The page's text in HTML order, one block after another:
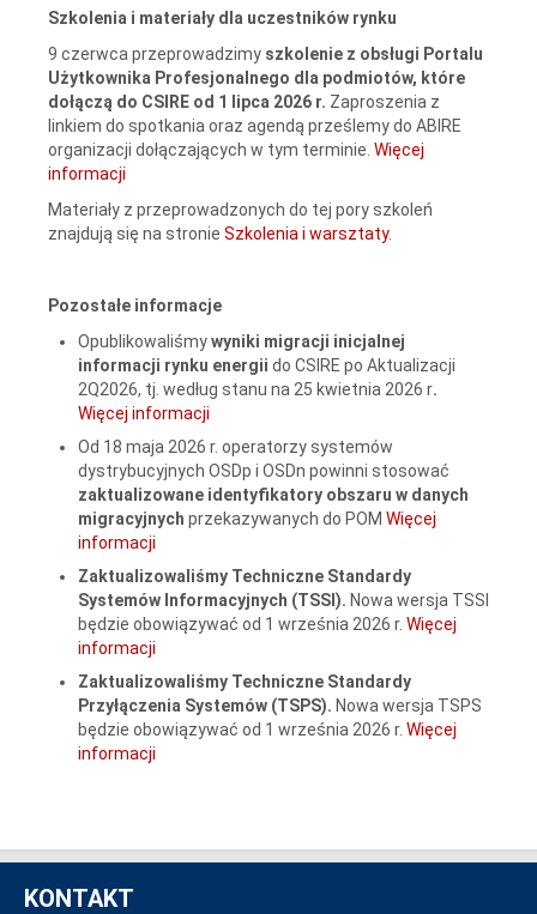
Szkolenia i materiały dla uczestników rynku
9 czerwca przeprowadzimy szkolenie z obsługi Portalu
Użytkownika Profesjonalnego dla podmiotów, które
dołączą do CSIRE od 1 lipca 2026 r. Zaproszenia z
linkiem do spotkania oraz agendą prześlemy do ABIRE
organizacji dołączających w tym terminie. Więcej
informacji
Materiały z przeprowadzonych do tej pory szkoleń
znajdują się na stronie Szkolenia i warsztaty.
Pozostałe informacje
Opublikowaliśmywyniki migracji inicjalnej
informacji rynku energii do CSIRE po Aktualizacji
2Q2026, tj. według stanu na 25 kwietnia 2026 r.
Więcej informacji
Od 18 maja 2026 r. operatorzy systemów
dystrybucyjnych OSDp i OSDn powinni stosować
zaktualizowane identyfikatory obszaru w danych
migracyjnych przekazywanych do POM Więcej
informacji
Zaktualizowaliśmy Techniczne Standardy
Systemów Informacyjnych (TSSI). Nowa wersja TSSI
będzie obowiązywać od 1 września 2026 r. Więcej
informacji
Zaktualizowaliśmy Techniczne Standardy
Przyłączenia Systemów (TSPS). Nowa wersja TSPS
będzie obowiązywać od 1 września 2026 r. Więcej
informacji
KONTAKT